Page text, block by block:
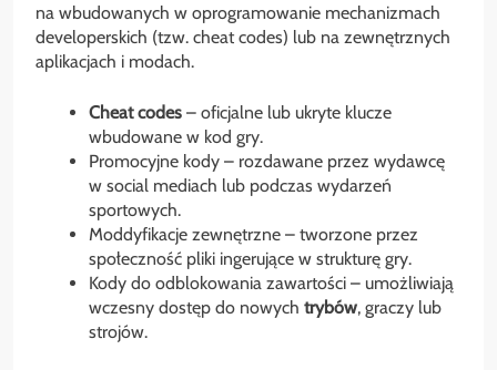
na wbudowanych w oprogramowanie mechanizmach
developerskich (tzw. cheat codes) lub na zewnętrznych
aplikacjach i modach.
Cheat codes – oficjalne lub ukryte klucze
wbudowane w kod gry.
Promocyjne kody – rozdawane przez wydawcę
w social mediach lub podczas wydarzeń
sportowych.
Moddyfikacje zewnętrzne – tworzone przez
społeczność pliki ingerujące w strukturę gry.
Kody do odblokowania zawartości – umożliwiają
wczesny dostęp do nowych trybów, graczy lub
strojów.